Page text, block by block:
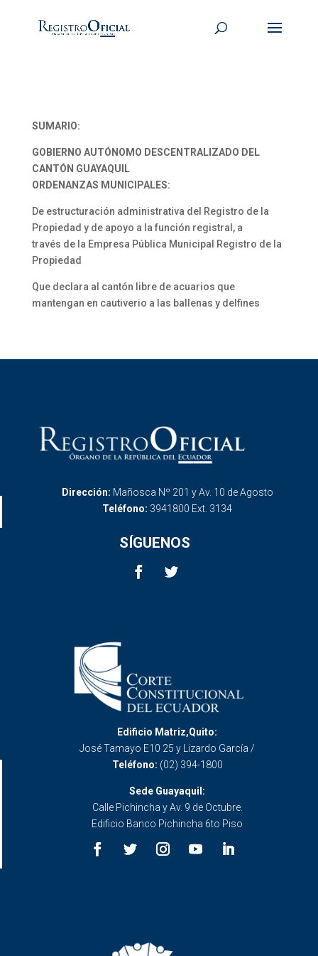
SUMARIO:
GOBIERNO AUTÓNOMO DESCENTRALIZADO DEL
CANTÓN GUAYAQUIL
ORDENANZAS MUNICIPALES:
De estructuración administrativa del Registro de la
Propiedad y de apoyo a la función registral, a
través de la Empresa Pública Municipal Registro de la
Propiedad
Que declara al cantón libre de acuarios que
mantengan en cautiverio a las ballenas y delfines
Dirección: Mañosca Nº 201 y Av. 10 de Agosto
Teléfono: 3941800 Ext. 3134
SÍGUENOS
Edificio Matriz,Quito:
José Tamayo E10 25 y Lizardo García /
Teléfono: (02) 394-1800
Sede Guayaquil:
Calle Pichincha y Av. 9 de Octubre.
Edificio Banco Pichincha 6to Piso